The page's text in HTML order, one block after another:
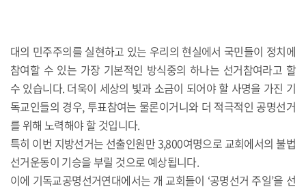
대의 민주주의를 실현하고 있는 우리의 현실에서 국민들이 정치에
참여할 수 있는 가장 기본적인 방식중의 하나는 선거참여라고 할
수 있습니다. 더욱이 세상의 빛과 소금이 되어야 할 사명을 가진 기
독교인들의 경우, 투표참여는 물론이거니와 더 적극적인 공명선거
를 위해 노력해야 할 것입니다.
특히 이번 지방선거는 선출인원만 3,800여명으로 교회에서의 불법
선거운동이 기승을 부릴 것으로 예상됩니다.
이에 기독교공명선거연대에서는 개 교회들이 ‘공명선거 주일’을 선